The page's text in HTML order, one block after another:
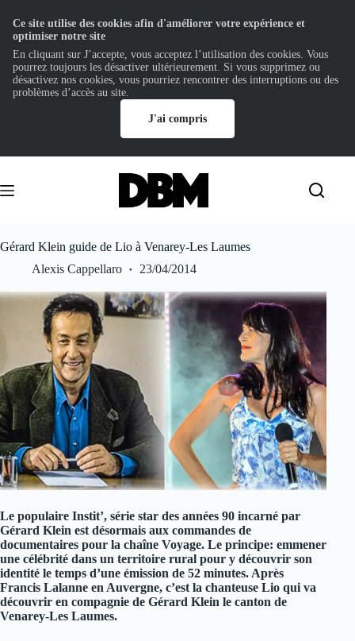
contenu
Gérard Klein guide de Lio à Venarey-Les Laumes
Alexis Cappellaro
23/04/2014
Le populaire Instit’, série star des années 90 incarné par
Gérard Klein est désormais aux commandes de
documentaires pour la chaîne Voyage. Le principe: emmener
une célébrité dans un territoire rural pour y découvrir son
identité le temps d’une émission de 52 minutes. Après
Francis Lalanne en Auvergne, c’est la chanteuse Lio qui va
découvrir en compagnie de Gérard Klein le canton de
Venarey-Les Laumes.
Ce site utilise des cookies afin d'améliorer votre expérience et
optimiser notre site
En cliquant sur J’accepte, vous acceptez l’utilisation des cookies. Vous
pourrez toujours les désactiver ultérieurement. Si vous supprimez ou
désactivez nos cookies, vous pourriez rencontrer des interruptions ou des
problèmes d’accès au site.
J'ai compris